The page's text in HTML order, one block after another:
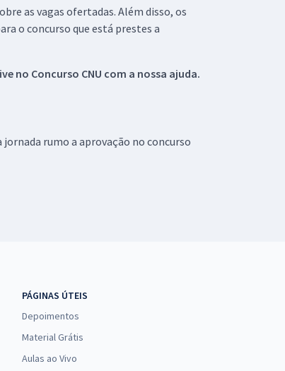
as vagas ofertadas. Além disso, os
o concurso que está prestes a
no Concurso CNU com a nossa ajuda.
rumo a aprovação no concurso
PÁGINAS ÚTEIS
Depoimentos
Material Grátis
Aulas ao Vivo